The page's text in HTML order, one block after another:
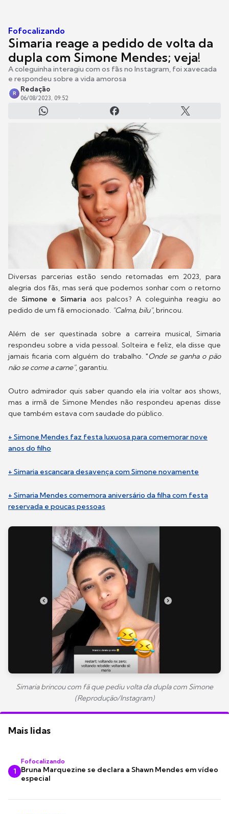
Fofocalizando
Simaria reage a pedido de volta da
dupla com Simone Mendes; veja!
A coleguinha interagiu com os fãs no Instagram, foi xavecada
e respondeu sobre a vida amorosa
R
Redação
06/08/2023, 09:52
Diversas parcerias estão sendo retomadas em 2023, para
alegria dos fãs, mas será que podemos sonhar com o retorno
de Simone e Simaria aos palcos? A coleguinha reagiu ao
pedido de um fã emocionado. "Calma, bilu", brincou.
Além de ser questinada sobre a carreira musical, Simaria
respondeu sobre a vida pessoal. Solteira e feliz, ela disse que
jamais ficaria com alguém do trabalho. "Onde se ganha o pão
não se come a carne", garantiu.
Outro admirador quis saber quando ela iria voltar aos shows,
mas a irmã de Simone Mendes não respondeu apenas disse
que também estava com saudade do público.
+ Simone Mendes faz festa luxuosa para comemorar nove
anos do filho
+ Simaria escancara desavença com Simone novamente
+ Simaria Mendes comemora aniversário da filha com festa
reservada e poucas pessoas
Simaria brincou com fã que pediu volta da dupla com Simone
(Reprodução/Instagram)
Mais lidas
1
Fofocalizando
Bruna Marquezine se declara a Shawn Mendes em vídeo
especial